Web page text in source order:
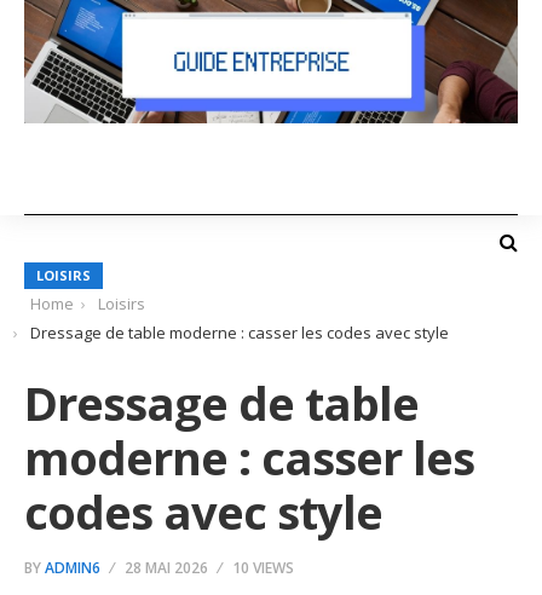
LOISIRS
Home
Loisirs
Dressage de table moderne : casser les codes avec style
Dressage de table
moderne : casser les
codes avec style
BYADMIN6 28 MAI 2026 10 VIEWS